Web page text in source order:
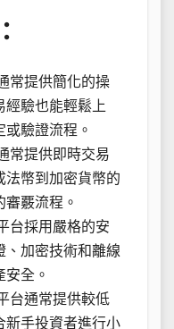
常提供簡化的操
經驗也能輕鬆上
驗證流程。
常提供即時交易
法幣到加密貨幣的
覈流程。
台採用嚴格的安
、加密技術和離線
全。
台通常提供較低
新手投資者進行小